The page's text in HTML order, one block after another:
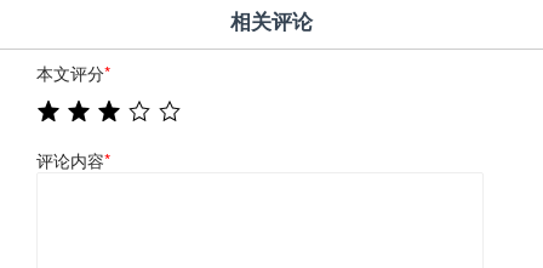
相关评论
本文评分*
评论内容*